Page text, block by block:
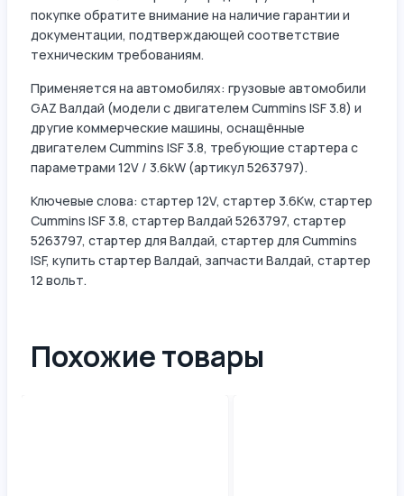
покупке обратите внимание на наличие гарантии и
документации, подтверждающей соответствие
техническим требованиям.
Применяется на автомобилях: грузовые автомобили
GAZ Валдай (модели с двигателем Cummins ISF 3.8) и
другие коммерческие машины, оснащённые
двигателем Cummins ISF 3.8, требующие стартера с
параметрами 12V / 3.6kW (артикул 5263797).
Ключевые слова: стартер 12V, стартер 3.6Kw, стартер
Cummins ISF 3.8, стартер Валдай 5263797, стартер
5263797, стартер для Валдай, стартер для Cummins
ISF, купить стартер Валдай, запчасти Валдай, стартер
12 вольт.
Похожие товары